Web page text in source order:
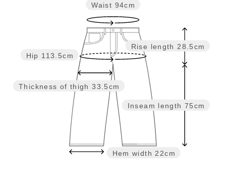
Inseam length 75cm
Rise length 28.5cm
Hem width 22cm
Thickness of thigh 33.5cm
Hip 113.5cm
Waist 94cm